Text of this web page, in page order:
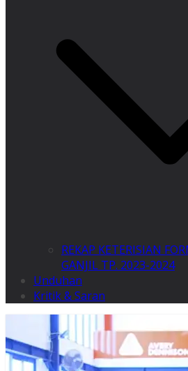
REKAP KETERISIAN
GANJIL TP. 2023-2024
Unduhan
Kritik & Saran